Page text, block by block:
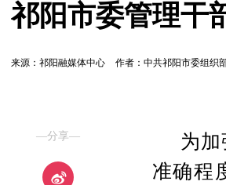
祁阳市委管理干
来源：祁阳融媒体中心 作者：中共祁阳市委组织
—分享—
为
准确程